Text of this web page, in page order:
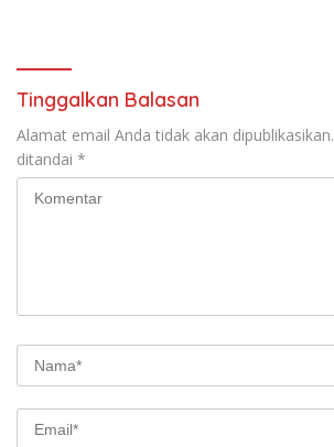
Tinggalkan Balasan
Alamat email Anda tidak akan dipublikasikan.
ditandai *